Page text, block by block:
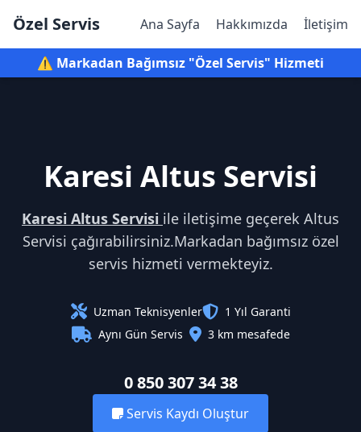
Özel Servis Ana Sayfa Hakkımızda İletişim
⚠️ Markadan Bağımsız "Özel Servis" Hizmeti
Karesi Altus Servisi
Karesi Altus Servisi ile iletişime geçerek Altus
Servisi çağırabilirsiniz.Markadan bağımsız özel
servis hizmeti vermekteyiz.
Uzman Teknisyenler
1 Yıl Garanti
Aynı Gün Servis
3 km mesafede
0 850 307 34 38
Servis Kaydı Oluştur